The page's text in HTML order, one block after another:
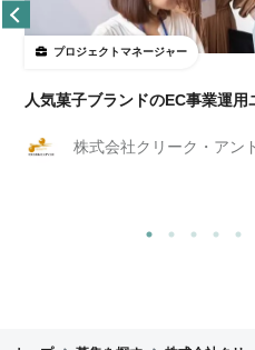
プロジェクトマネージャー
人気菓子ブランドのEC事業運用
株式会社クリーク・アン